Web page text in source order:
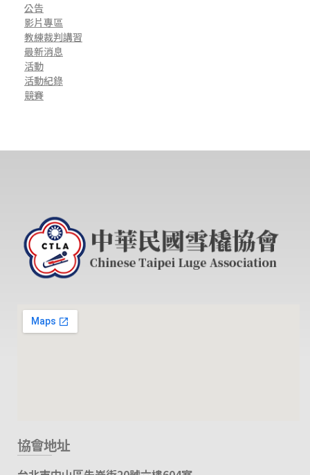
公告
影片專區
教練裁判講習
最新消息
活動
活動紀錄
競賽
協會地址